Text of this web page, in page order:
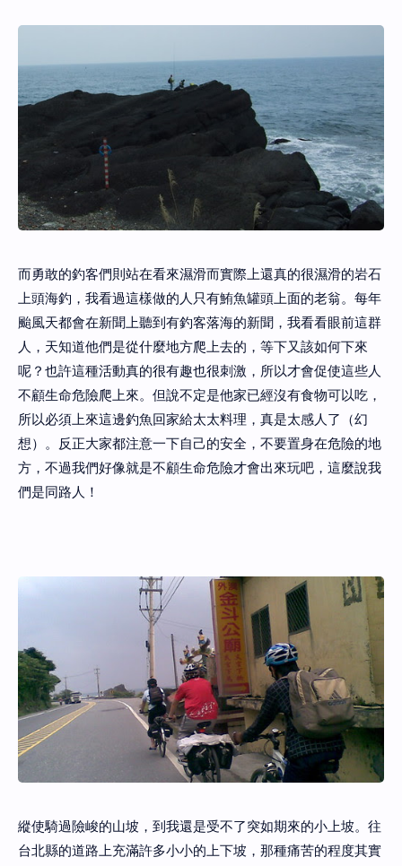
而勇敢的釣客們則站在看來濕滑而實際上還真的很濕滑的岩石
上頭海釣，我看過這樣做的人只有鮪魚罐頭上面的老翁。每年
颱風天都會在新聞上聽到有釣客落海的新聞，我看看眼前這群
人，天知道他們是從什麼地方爬上去的，等下又該如何下來
呢？也許這種活動真的很有趣也很刺激，所以才會促使這些人
不顧生命危險爬上來。但說不定是他家已經沒有食物可以吃，
所以必須上來這邊釣魚回家給太太料理，真是太感人了（幻
想）。反正大家都注意一下自己的安全，不要置身在危險的地
方，不過我們好像就是不顧生命危險才會出來玩吧，這麼說我
們是同路人！
縱使騎過險峻的山坡，到我還是受不了突如期來的小上坡。往
台北縣的道路上充滿許多小小的上下坡，那種痛苦的程度其實